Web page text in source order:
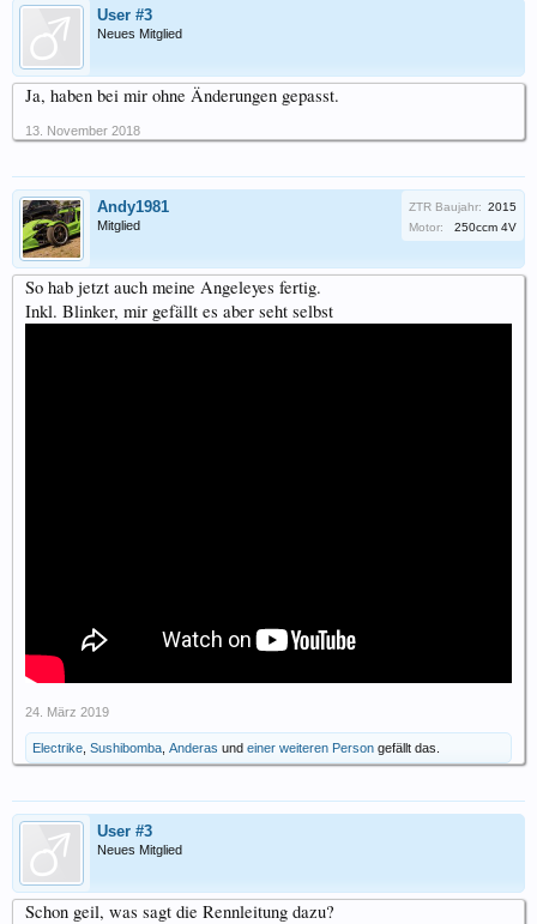
User #3
Neues Mitglied
Ja, haben bei mir ohne Änderungen gepasst.
13. November 2018
Andy1981
Mitglied
ZTR Baujahr: 2015
Motor:
250ccm 4V
So hab jetzt auch meine Angeleyes fertig.
Inkl. Blinker, mir gefällt es aber seht selbst
24. März 2019
Electrike Sushibomba Anderas und einer weiteren Person gefällt das.
User #3
Neues Mitglied
Schon geil, was sagt die Rennleitung dazu?